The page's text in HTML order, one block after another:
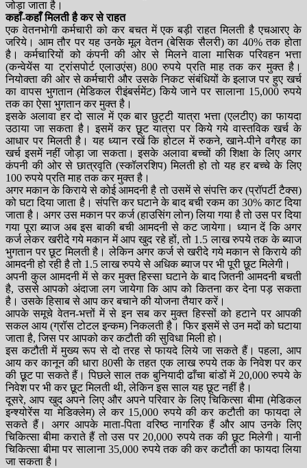
जोड़ा जाता है।
कहाँ-कहाँ मिलती है कर से राहत
एक वेतनभोगी कर्मचारी को कर बचत में एक बड़ी राहत मिलती है एचआरए के
जरिये। आम तौर पर यह उनके मूल वेतन (बेसिक सैलरी) का 40% तक होता
है। कर्मचारियों को कंपनी की ओर से मिलने वाला मासिक परिवहन भत्ता
(कन्वेयेंस या ट्रांसपोर्ट एलाउएंस) 800 रुपये प्रति माह तक कर मुक्त है।
नियोक्ता की ओर से कर्मचारी और उसके निकट संबंधियों के इलाज पर हुए खर्च
का वापस भुगतान (मेडिकल रीइंबर्समेंट) किये जाने पर सालाना 15,000 रुपये
तक का ऐसा भुगतान कर मुक्त है।
इसके अलावा हर दो साल में एक बार छुट्टी यात्रा भत्ता (एलटीए) का फायदा
उठाया जा सकता है। इसमें कर छूट यात्रा पर किये गये वास्तविक खर्च के
आधार पर मिलती है। यह ध्यान रखें कि होटल में रुकने, खाने-पीने वगैरह का
खर्च इसमें नहीं जोड़ा जा सकता। इसके अलावा बच्चों की शिक्षा के लिए अगर
कंपनी की ओर से छात्रवृति (स्कॉलरशिप) मिलती हो तो यह हर बच्चे के लिए
100 रुपये प्रति माह तक कर मुक्त है।
अगर मकान के किराये से कोई आमदनी है तो उसमें से संपत्ति कर (प्रॉपर्टी टैक्स)
को घटा दिया जाता है। संपत्ति कर घटाने के बाद बची रकम का 30% काट दिया
जाता है। अगर उस मकान पर कर्ज (हाउसिंग लोन) लिया गया है तो उस पर दिया
गया पूरा ब्याज अब इस बाकी बची आमदनी से कट जायेगा। ध्यान दें कि अगर
कर्ज लेकर खरीदे गये मकान में आप खुद रहे हों, तो 1.5 लाख रुपये तक के ब्याज
भुगतान पर छूट मिलती है। लेकिन अगर कर्ज से खरीदे गये मकान से किराये की
आमदनी हो रही है तो 1.5 लाख रुपये से अधिक ब्याज पर भी पूरी छूट मिलेगी।
अपनी कुल आमदनी में से कर मुक्त हिस्सा घटाने के बाद जितनी आमदनी बचती
है, उससे आपको अंदाजा लग जायेगा कि आप को कितना कर देना पड़ सकता
है। उसके हिसाब से आप कर बचाने की योजना तैयार करें।
आपके समूचे वेतन-भत्तों में से इन सब कर मुक्त हिस्सों को हटाने पर आपकी
सकल आय (ग्रॉस टोटल इन्कम) निकलती है। फिर इसमें से उन मदों को घटाया
जाता है, जिस पर आपको कर कटौती की सुविधा मिली हो।
इस कटौती में मुख्य रूप से दो तरह से फायदे लिये जा सकते हैं। पहला, आप
आय कर कानून की धारा 80सी के तहत एक लाख रुपये तक के निवेश पर कर
की छूट पा सकते हैं। पिछले साल तक बुनियादी ढाँचा बांडों में 20,000 रुपये के
निवेश पर भी कर छूट मिलती थी, लेकिन इस साल यह छूट नहीं है।
दूसरे, आप खुद अपने लिए और अपने परिवार के लिए चिकित्सा बीमा (मेडिकल
इन्श्योरेंस या मेडिक्लेम) ले कर 15,000 रुपये की कर कटौती का फायदा ले
सकते हैं। अगर आपके माता-पिता वरिष्ठ नागरिक हैं और आप उनके लिए
चिकित्सा बीमा कराते हैं तो उस पर 20,000 रुपये तक की छूट मिलेगी। यानी
चिकित्सा बीमा पर सालाना 35,000 रुपये तक की कर कटौती का फायदा लिया
जा सकता है।